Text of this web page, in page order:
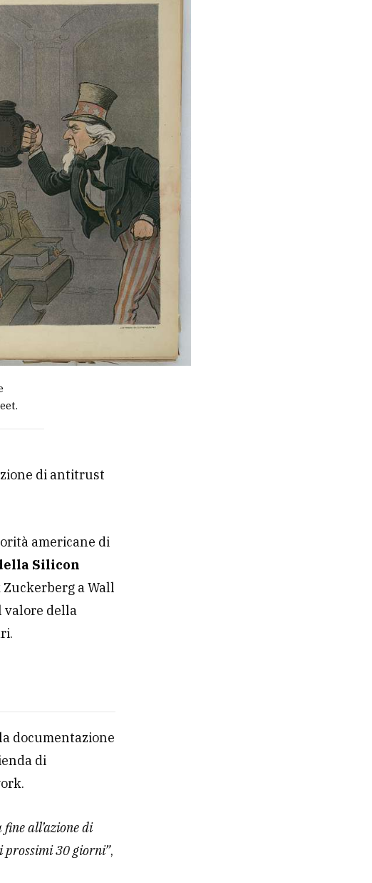
di antitrust
americane di
Silicon
a Wall
valore della
documentazione
di
all’azione di
prossimi 30 giorni”,